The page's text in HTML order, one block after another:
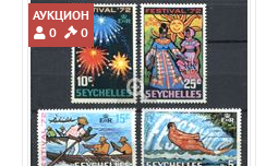
АУКЦИОН
0
0